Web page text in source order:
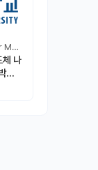
한양대학교 Nanosemiconductor Materials & Display Laboratory
나
사/